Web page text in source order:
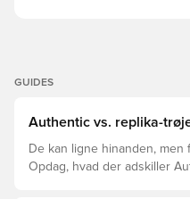
GUIDES
Authentic vs. replika-
De kan ligne hinanden,
Opdag, hvad der adskiller